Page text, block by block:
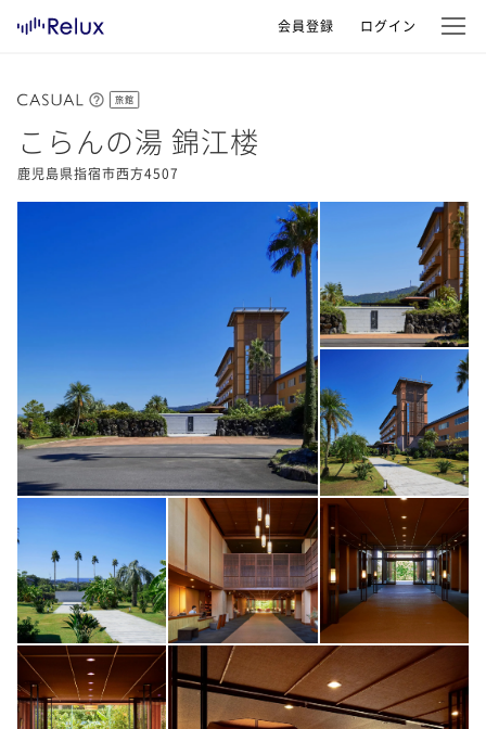
会員登録 ログイン
旅館
こらんの湯 錦江楼
鹿児島県指宿市西方4507